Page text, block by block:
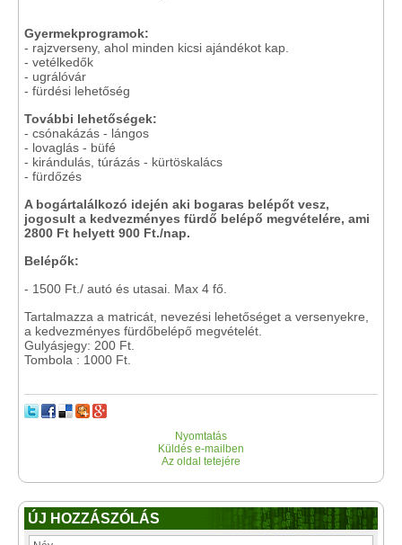
Gyermekprogramok:
- rajzverseny, ahol minden kicsi ajándékot kap.
- vetélkedők
- ugrálóvár
- fürdési lehetőség
További lehetőségek:
- csónakázás - lángos
- lovaglás - büfé
- kirándulás, túrázás - kürtöskalács
- fürdőzés
A bogártalálkozó idején aki bogaras belépőt vesz,
jogosult a kedvezményes fürdő belépő megvételére, ami
2800 Ft helyett 900 Ft./nap.
Belépők:
- 1500 Ft./ autó és utasai. Max 4 fő.
Tartalmazza a matricát, nevezési lehetőséget a versenyekre,
a kedvezményes fürdőbelépő megvételét.
Gulyásjegy: 200 Ft.
Tombola : 1000 Ft.
Nyomtatás
Küldés e-mailben
Az oldal tetejére
ÚJ HOZZÁSZÓLÁS